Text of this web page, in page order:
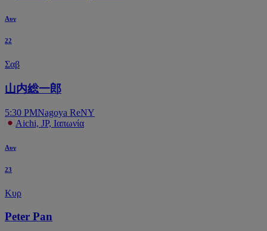
Αυγ
22
Σαβ
山内総一郎
5:30 PMNagoya ReNY
Aichi, JP, Ιαπωνία
Αυγ
23
Κυρ
Peter Pan